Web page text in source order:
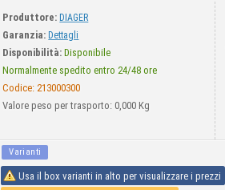
Produttore: DIAGER
Garanzia: Dettagli
Disponibilità: Disponibile
Normalmente spedito entro 24/48 ore
Codice:213000300
Valore peso per trasporto: 0,000 Kg
Varianti
Usa il box varianti in alto per visualizzare i prezzi